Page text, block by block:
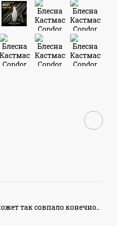
так совпало конечно..